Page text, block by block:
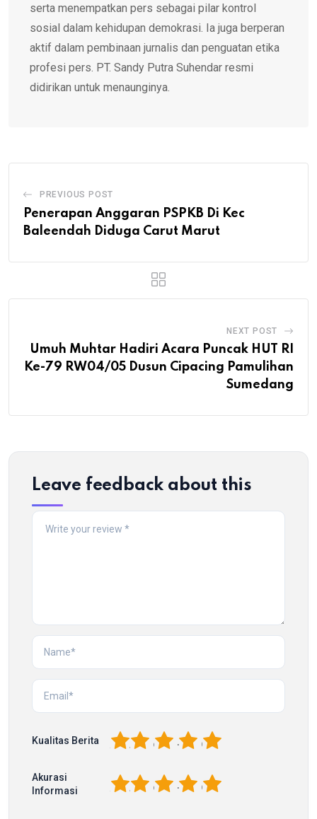
serta menempatkan pers sebagai pilar kontrol
sosial dalam kehidupan demokrasi. Ia juga berperan
aktif dalam pembinaan jurnalis dan penguatan etika
profesi pers. PT. Sandy Putra Suhendar resmi
didirikan untuk menaunginya.
PREVIOUS POST
Penerapan Anggaran PSPKB Di Kec
Baleendah Diduga Carut Marut
NEXT POST
Umuh Muhtar Hadiri Acara Puncak HUT RI
Ke-79 RW04/05 Dusun Cipacing Pamulihan
Sumedang
Leave feedback about this
Kualitas Berita 5
4
3
2
Akurasi
Informasi
5
4
3
2